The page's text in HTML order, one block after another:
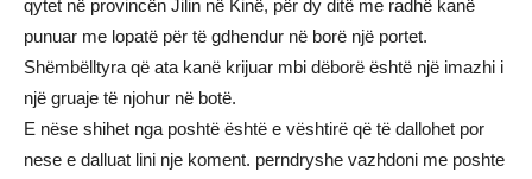
qytet në provincën Jilin në Kinë, për dy ditë me radhë kanë
punuar me lopatë për të gdhendur në borë një portet.
Shëmbëlltyra që ata kanë krijuar mbi dëborë është një imazhi i
një gruaje të njohur në botë.
E nëse shihet nga poshtë është e vështirë që të dallohet por
nese e dalluat lini nje koment. perndryshe vazhdoni me poshte